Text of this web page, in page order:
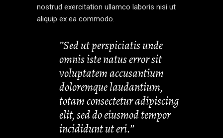
nostrud exercitation ullamco laboris nisi ut
aliquip ex ea commodo.
’’Sed ut perspiciatis unde
omnis iste natus error sit
voluptatem accusantium
doloremque laudantium,
totam consectetur adipiscing
elit, sed do eiusmod tempor
incididunt ut eri.’’